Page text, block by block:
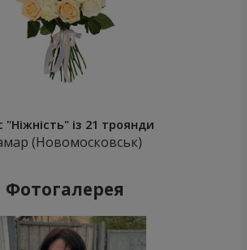
"Ніжність" із 21 троянди
(Новомосковськ)
Фотогалерея